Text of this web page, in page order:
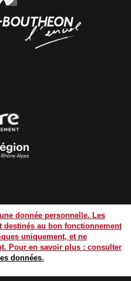
de confidentialité des données
donnée personnelle. Les
destinés au bon fonctionnement
uniquement, et ne
Pour en savoir plus : consulter
données.